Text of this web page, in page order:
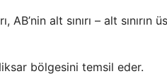
alt sınırı – alt sınırın
bölgesini temsil eder.